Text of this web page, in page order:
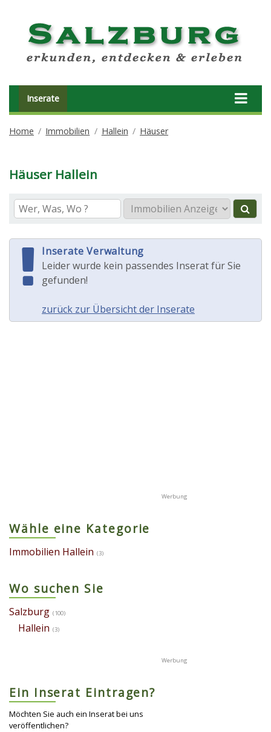
Inserate
Home Immobilien Hallein Häuser
Häuser Hallein
Inserate Verwaltung
Leider wurde kein passendes Inserat für Sie
gefunden!
zurück zur Übersicht der Inserate
Wähle eine Kategorie
Immobilien Hallein (3)
Wo suchen Sie
Salzburg (100)
Hallein (3)
Ein Inserat Eintragen?
Möchten Sie auch ein Inserat bei uns
veröffentlichen?